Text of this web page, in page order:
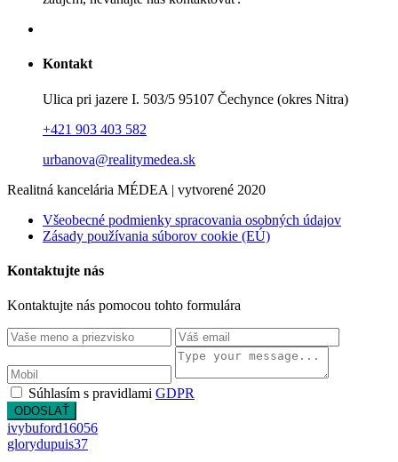
Kontakt
Ulica pri jazere I. 503/5 95107 Čechynce (okres Nitra)
+421 903 403 582
urbanova@realitymedea.sk
Realitná kancelária MÉDEA | vytvorené 2020
Všeobecné podmienky spracovania osobných údajov
Zásady používania súborov cookie (EÚ)
Kontaktujte nás
Kontaktujte nás pomocou tohto formulára
Súhlasím s pravidlami GDPR
ODOSLAŤ
ivybuford16056
glorydupuis37